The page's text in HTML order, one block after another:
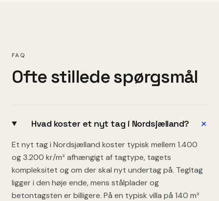
FAQ
Ofte stillede spørgsmål
Hvad koster et nyt tag i Nordsjælland? +
Et nyt tag i Nordsjælland koster typisk mellem 1.400
og 3.200 kr/m² afhængigt af tagtype, tagets
kompleksitet og om der skal nyt undertag på. Tegltag
ligger i den høje ende, mens stålplader og
betontagsten er billigere. På en typisk villa på 140 m²